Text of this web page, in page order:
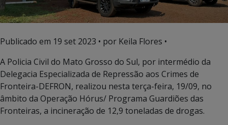
Publicado em 19 set 2023 • por Keila Flores •
A Policia Civil do Mato Grosso do Sul, por intermédio da
Delegacia Especializada de Repressão aos Crimes de
Fronteira-DEFRON, realizou nesta terça-feira, 19/09, no
âmbito da Operação Hórus/ Programa Guardiões das
Fronteiras, a incineração de 12,9 toneladas de drogas.